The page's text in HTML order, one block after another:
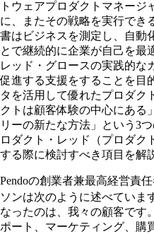
トウェアプロダクトマネージ
に、またその戦略を実行でき
書はビジネスを測定し、自動
とで継続的に企業が自己を最
レッド・グロースの実践的な
促進する支援をすることを目
タを活用して優れたプロダク
クトは顧客体験の中心にある
リーの新たな方法」という3
ロダクト・レッド（プロダク
する際に検討すべき項目を解
Pendoの創業者兼最高経営責
ソンは次のように述べていま
なったのは、我々の顧客です
ポート、マーケティング、購